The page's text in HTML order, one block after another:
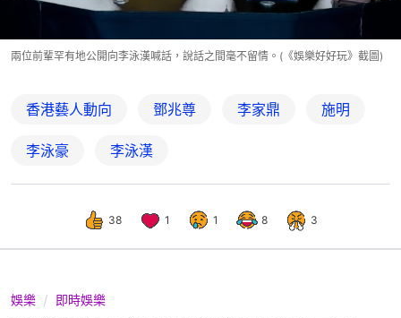
兩位前輩罕有地公開向李泳漢喊話，說話之間毫不留情。(《娛樂好好玩》截圖)
香港藝人動向 鄧兆尊 李家鼎 施明
李泳豪 李泳漢
38 1 1 8 3
娛樂 即時娛樂